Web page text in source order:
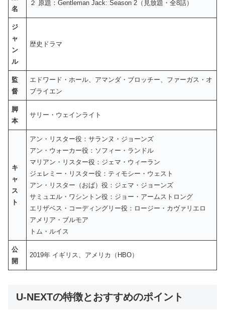
名
２ 原題：Gentleman Jack: Season 2（見放題・全8話）
ジ
ャ
ン
ル
歴史ドラマ
監
督
エドワード・ホール、アマンダ・ブロッチー、ファーガス・オ
ブライエン
脚
本
サリー・ウェインライト
キ
ャ
ス
ト
アン・リスター役：サランヌ・ジョーンズ
アン・ウォーカー役：ソフィー・ランドル
マリアン・リスター役：ジェマ・ウィーラン
ジェレミー・リスター役：ティモシー・ウェスト
アン・リスター（おば）役：ジェマ・ジョーンズ
サミュエル・ワシントン役：ジョー・アームストロング
エリザベス・コーディングリー役：ロージー・カヴァリエロ
アメリア・ブルモア
トム・ルイス
公
開
2019年 イギリス、アメリカ（HBO）
U-NEXTの特徴とおすすめのポイント